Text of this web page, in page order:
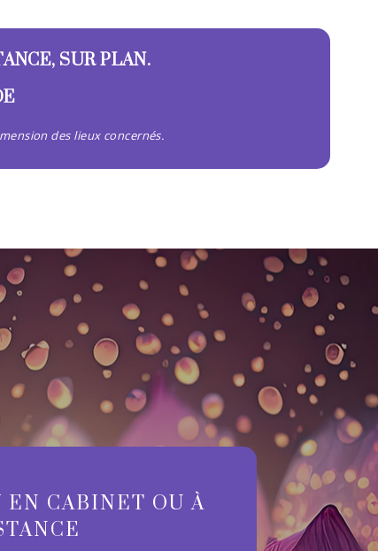
SUR PLAN.
des lieux concernés.
EN CABINET OU À